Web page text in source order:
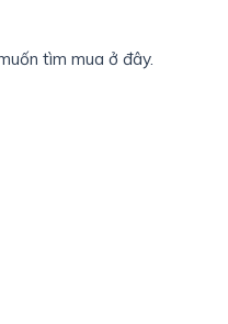
tìm mua ở đây.